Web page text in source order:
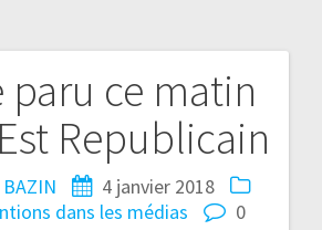
ce matin
Republicain
4 janvier 2018
dans les médias
0